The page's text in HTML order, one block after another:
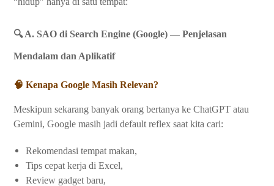
🔍 A. SAO di Search Engine (Google) — Penjelasan
Mendalam dan Aplikatif
🧠 Kenapa Google Masih Relevan?
Meskipun sekarang banyak orang bertanya ke ChatGPT atau
Gemini, Google masih jadi default reflex saat kita cari:
Rekomendasi tempat makan,
Tips cepat kerja di Excel,
Review gadget baru,